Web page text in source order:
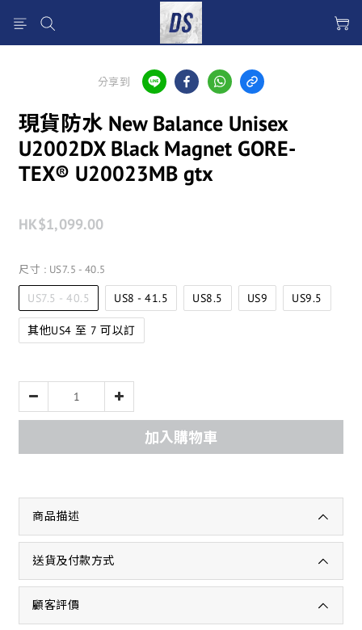
分享到
現貨防水 New Balance Unisex
U2002DX Black Magnet GORE-
TEX® U20023MB gtx
HK$1,099.00
尺寸 : US7.5 - 40.5
US7.5 - 40.5 US8 - 41.5 US8.5 US9 US9.5
其他US4 至 7 可以訂
加入購物車
商品描述
送貨及付款方式
顧客評價